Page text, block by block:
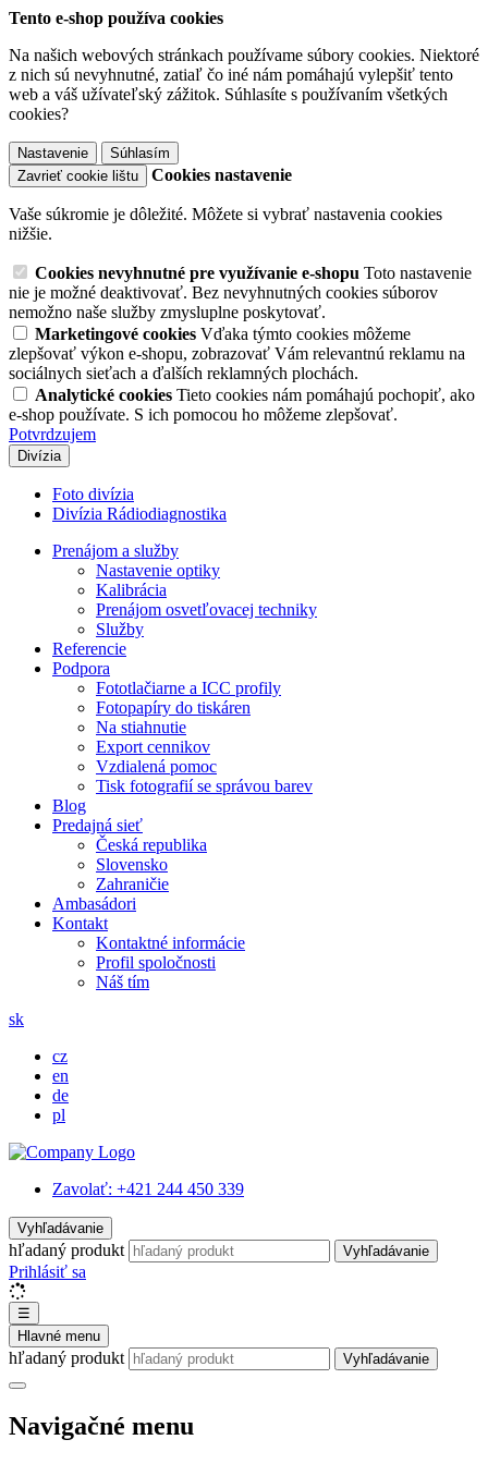
Tento e-shop používa cookies
Na našich webových stránkach používame súbory cookies. Niektoré
z nich sú nevyhnutné, zatiaľ čo iné nám pomáhajú vylepšiť tento
web a váš užívateľský zážitok. Súhlasíte s používaním všetkých
cookies?
Nastavenie
Súhlasím
Zavrieť cookie lištu
Cookies nastavenie
Vaše súkromie je dôležité. Môžete si vybrať nastavenia cookies
nižšie.
Cookies nevyhnutné pre využívanie e-shopu Toto nastavenie
nie je možné deaktivovať. Bez nevyhnutných cookies súborov
nemožno naše služby zmysluplne poskytovať.
Marketingové cookies Vďaka týmto cookies môžeme
zlepšovať výkon e-shopu, zobrazovať Vám relevantnú reklamu na
sociálnych sieťach a ďalších reklamných plochách.
Analytické cookies Tieto cookies nám pomáhajú pochopiť, ako
e-shop používate. S ich pomocou ho môžeme zlepšovať.
Potvrdzujem
Divízia
Foto divízia
Divízia Rádiodiagnostika
Prenájom a služby
Nastavenie optiky
Kalibrácia
Prenájom osvetľovacej techniky
Služby
Referencie
Podpora
Fototlačiarne a ICC profily
Fotopapíry do tiskáren
Na stiahnutie
Export cennikov
Vzdialená pomoc
Tisk fotografií se správou barev
Blog
Predajná sieť
Česká republika
Slovensko
Zahraničie
Ambasádori
Kontakt
Kontaktné informácie
Profil spoločnosti
Náš tím
sk
cz
en
de
pl
Zavolať: +421 244 450 339
Vyhľadávanie
hľadaný produkt Vyhľadávanie
Prihlásiť sa
☰
Hlavné menu
hľadaný produkt Vyhľadávanie
Navigačné menu